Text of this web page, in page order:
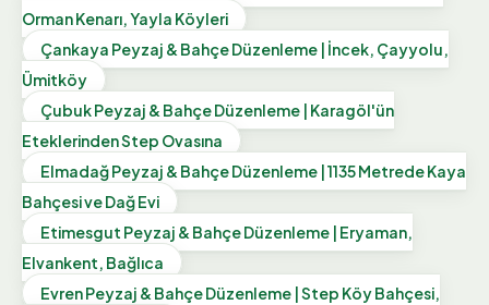
Orman Kenarı, Yayla Köyleri
Çankaya Peyzaj & Bahçe Düzenleme | İncek, Çayyolu,
Ümitköy
Çubuk Peyzaj & Bahçe Düzenleme | Karagöl'ün
Eteklerinden Step Ovasına
Elmadağ Peyzaj & Bahçe Düzenleme | 1135 Metrede Kaya
Bahçesi ve Dağ Evi
Etimesgut Peyzaj & Bahçe Düzenleme | Eryaman,
Elvankent, Bağlıca
Evren Peyzaj & Bahçe Düzenleme | Step Köy Bahçesi,